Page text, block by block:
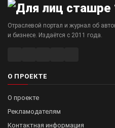
Отраслевой портал и журнал об
и бизнесе. Издаётся с 2011 года.
О ПРОЕКТЕ
О проекте
Рекламодателям
Контактная информация